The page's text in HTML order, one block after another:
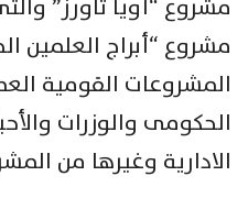
مشروع “أبراج العلمين
المشروعات القومية
الحكومى والوزرات
الادارية وغيرها من